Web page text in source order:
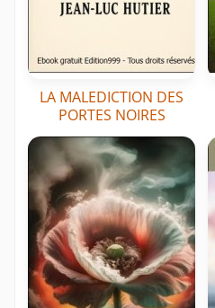
LA MALEDICTION DES
PORTES NOIRES